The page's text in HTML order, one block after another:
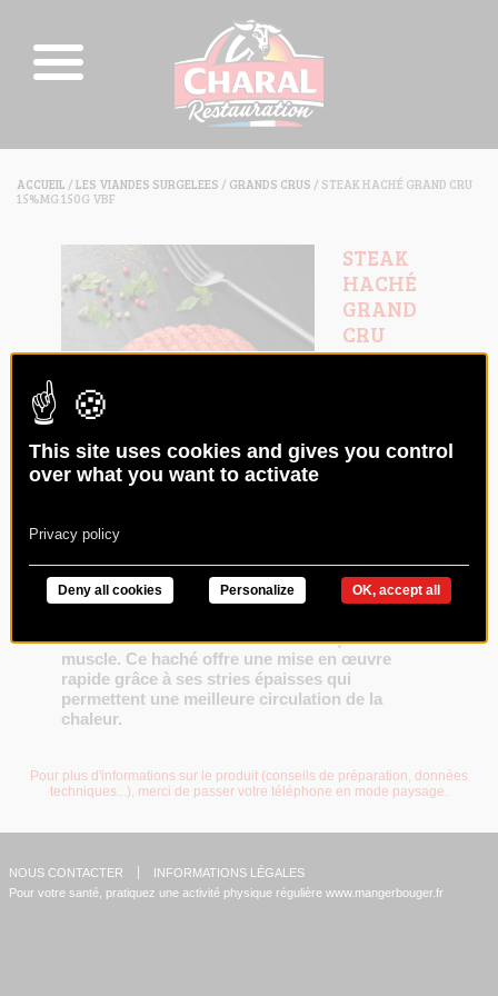
ACCUEIL / LES VIANDES SURGELEES / GRANDS CRUS / STEAK HACHÉ GRAND CRU
15%MG 150G VBF
STEAK
HACHÉ
GRAND
CRU
15%MG
haché élaboré avec une viande française 100%
muscle. Ce haché offre une mise en œuvre
rapide grâce à ses stries épaisses qui
permettent une meilleure circulation de la
chaleur.
Pour plus d'informations sur le produit (conseils de préparation, données
techniques...), merci de passer votre téléphone en mode paysage.
NOUS CONTACTER
INFORMATIONS LÉGALES
Pour votre santé, pratiquez une activité physique régulière www.mangerbouger.fr
This site uses cookies and gives you control
over what you want to activate
OK, accept all
Deny all cookies Personalize
Privacy policy